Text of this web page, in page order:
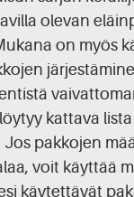
olevan
on myös
kattava
Jos pakkojen
voit käyttää
käytettävät